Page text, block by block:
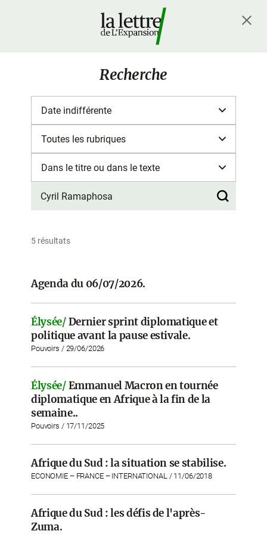
Recherche
5 résultats
Agenda du 06/07/2026.
Élysée/Dernier sprint diplomatique et
politique avant la pause estivale.
Pouvoirs / 29/06/2026
Élysée/Emmanuel Macron en tournée
diplomatique en Afrique à la fin de la
semaine..
Pouvoirs / 17/11/2025
Afrique du Sud : la situation se stabilise.
ECONOMIE – FRANCE – INTERNATIONAL / 11/06/2018
Afrique du Sud : les défis de l'après-
Zuma.